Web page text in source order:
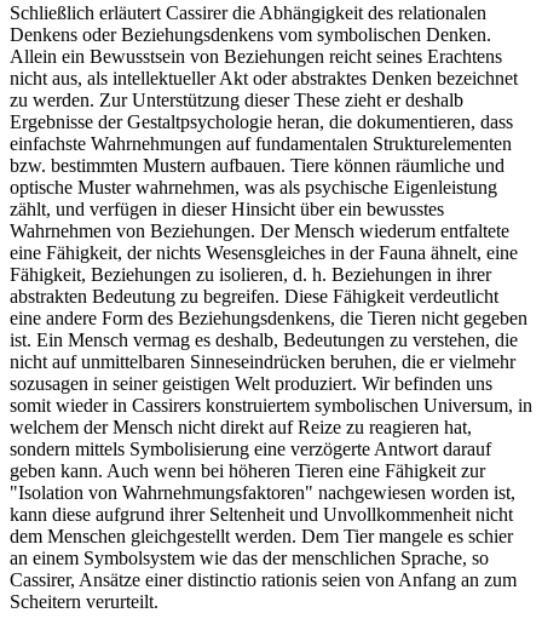
Schließlich erläutert Cassirer die Abhängigkeit des relationalen
Denkens oder Beziehungsdenkens vom symbolischen Denken.
Allein ein Bewusstsein von Beziehungen reicht seines Erachtens
nicht aus, als intellektueller Akt oder abstraktes Denken bezeichnet
zu werden. Zur Unterstützung dieser These zieht er deshalb
Ergebnisse der Gestaltpsychologie heran, die dokumentieren, dass
einfachste Wahrnehmungen auf fundamentalen Strukturelementen
bzw. bestimmten Mustern aufbauen. Tiere können räumliche und
optische Muster wahrnehmen, was als psychische Eigenleistung
zählt, und verfügen in dieser Hinsicht über ein bewusstes
Wahrnehmen von Beziehungen. Der Mensch wiederum entfaltete
eine Fähigkeit, der nichts Wesensgleiches in der Fauna ähnelt, eine
Fähigkeit, Beziehungen zu isolieren, d. h. Beziehungen in ihrer
abstrakten Bedeutung zu begreifen. Diese Fähigkeit verdeutlicht
eine andere Form des Beziehungsdenkens, die Tieren nicht gegeben
ist. Ein Mensch vermag es deshalb, Bedeutungen zu verstehen, die
nicht auf unmittelbaren Sinneseindrücken beruhen, die er vielmehr
sozusagen in seiner geistigen Welt produziert. Wir befinden uns
somit wieder in Cassirers konstruiertem symbolischen Universum, in
welchem der Mensch nicht direkt auf Reize zu reagieren hat,
sondern mittels Symbolisierung eine verzögerte Antwort darauf
geben kann. Auch wenn bei höheren Tieren eine Fähigkeit zur
"Isolation von Wahrnehmungsfaktoren" nachgewiesen worden ist,
kann diese aufgrund ihrer Seltenheit und Unvollkommenheit nicht
dem Menschen gleichgestellt werden. Dem Tier mangele es schier
an einem Symbolsystem wie das der menschlichen Sprache, so
Cassirer, Ansätze einer distinctio rationis seien von Anfang an zum
Scheitern verurteilt.